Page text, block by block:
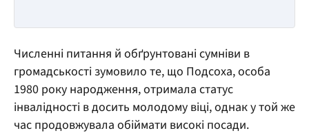
Численні питання й обґрунтовані сумніви в
громадськості зумовило те, що Подсоха, особа
1980 року народження, отримала статус
інвалідності в досить молодому віці, однак у той же
час продовжувала обіймати високі посади.